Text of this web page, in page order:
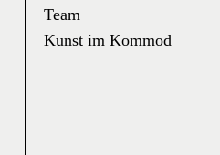
Team
Kunst im Kommod